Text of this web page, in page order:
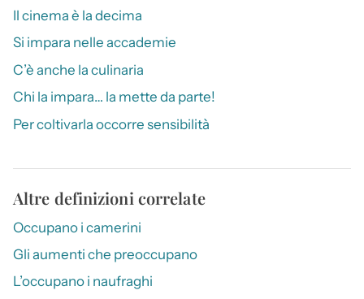
Il cinema è la decima
Si impara nelle accademie
C’è anche la culinaria
Chi la impara… la mette da parte!
Per coltivarla occorre sensibilità
Altre definizioni correlate
Occupano i camerini
Gli aumenti che preoccupano
L’occupano i naufraghi